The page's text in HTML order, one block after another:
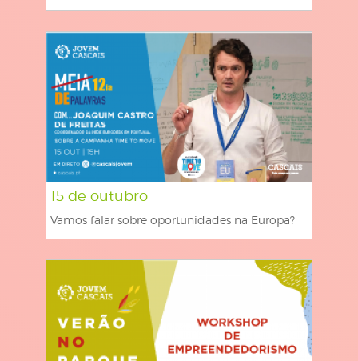
15 de outubro
Vamos falar sobre oportunidades na Europa?